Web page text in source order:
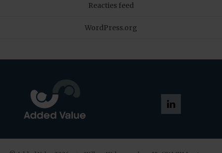
Reacties feed
WordPress.org